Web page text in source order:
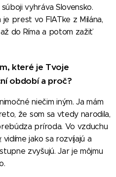
vyhráva Slovensko.
prest vo FIATke z Milána,
do Ríma a potom zažiť
které je Tvoje
období a proč?
niečim iným. Ja mám
že som sa vtedy narodila,
príroda. Vo vzduchu
jako sa rozvíjajú a
zvyšujú. Jar je môjmu